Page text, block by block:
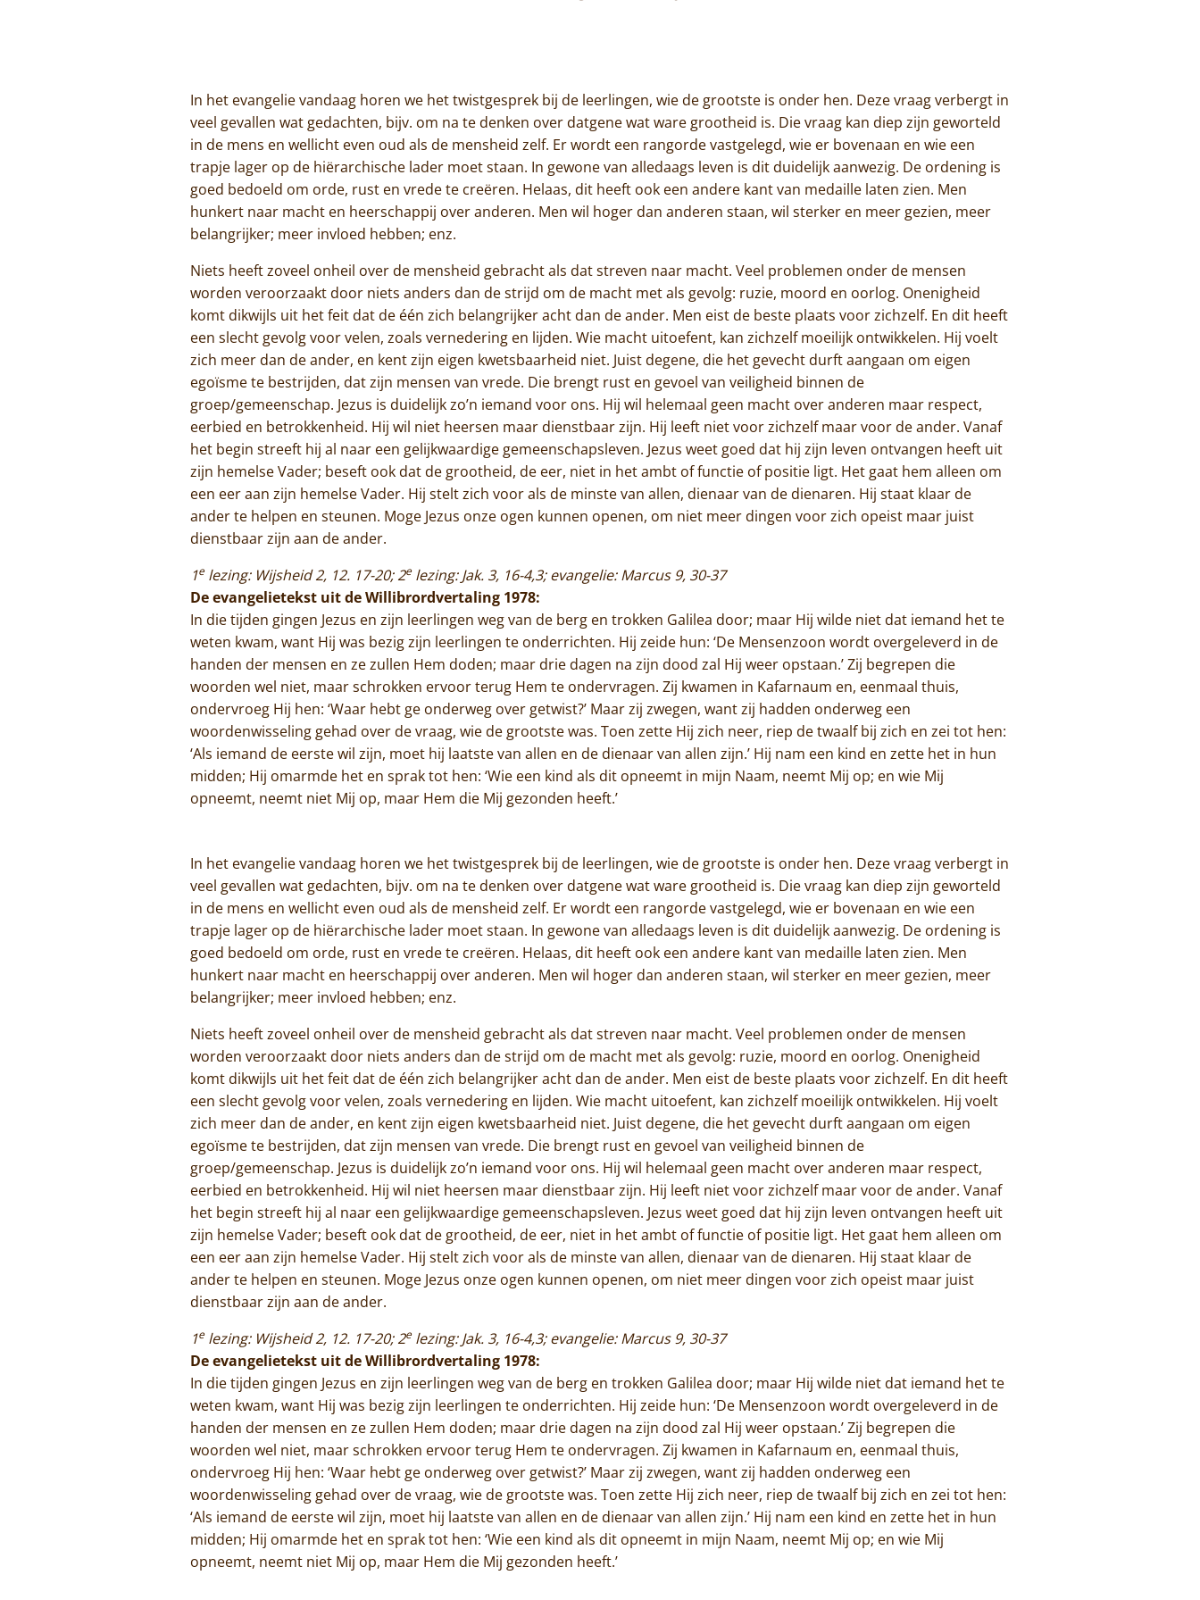
Trappisten
De abdij
Actueel
Monnik worden
In het evangelie vandaag horen we het twistgesprek bij de leerlingen, wie de grootste is onder hen. Deze vraag verbergt in
veel gevallen wat gedachten, bijv. om na te denken over datgene wat ware grootheid is. Die vraag kan diep zijn geworteld
in de mens en wellicht even oud als de mensheid zelf. Er wordt een rangorde vastgelegd, wie er bovenaan en wie een
trapje lager op de hiërarchische lader moet staan. In gewone van alledaags leven is dit duidelijk aanwezig. De ordening is
goed bedoeld om orde, rust en vrede te creëren. Helaas, dit heeft ook een andere kant van medaille laten zien. Men
hunkert naar macht en heerschappij over anderen. Men wil hoger dan anderen staan, wil sterker en meer gezien, meer
belangrijker; meer invloed hebben; enz.
Niets heeft zoveel onheil over de mensheid gebracht als dat streven naar macht. Veel problemen onder de mensen
worden veroorzaakt door niets anders dan de strijd om de macht met als gevolg: ruzie, moord en oorlog. Onenigheid
komt dikwijls uit het feit dat de één zich belangrijker acht dan de ander. Men eist de beste plaats voor zichzelf. En dit heeft
een slecht gevolg voor velen, zoals vernedering en lijden. Wie macht uitoefent, kan zichzelf moeilijk ontwikkelen. Hij voelt
zich meer dan de ander, en kent zijn eigen kwetsbaarheid niet. Juist degene, die het gevecht durft aangaan om eigen
egoïsme te bestrijden, dat zijn mensen van vrede. Die brengt rust en gevoel van veiligheid binnen de
groep/gemeenschap. Jezus is duidelijk zo’n iemand voor ons. Hij wil helemaal geen macht over anderen maar respect,
eerbied en betrokkenheid. Hij wil niet heersen maar dienstbaar zijn. Hij leeft niet voor zichzelf maar voor de ander. Vanaf
het begin streeft hij al naar een gelijkwaardige gemeenschapsleven. Jezus weet goed dat hij zijn leven ontvangen heeft uit
zijn hemelse Vader; beseft ook dat de grootheid, de eer, niet in het ambt of functie of positie ligt. Het gaat hem alleen om
een eer aan zijn hemelse Vader. Hij stelt zich voor als de minste van allen, dienaar van de dienaren. Hij staat klaar de
ander te helpen en steunen. Moge Jezus onze ogen kunnen openen, om niet meer dingen voor zich opeist maar juist
dienstbaar zijn aan de ander.
1elezing: Wijsheid 2, 12. 17-20; 2elezing: Jak. 3, 16-4,3; evangelie: Marcus 9, 30-37
De evangelietekst uit de Willibrordvertaling 1978:
In die tijden gingen Jezus en zijn leerlingen weg van de berg en trokken Galilea door; maar Hij wilde niet dat iemand het te
weten kwam, want Hij was bezig zijn leerlingen te onderrichten. Hij zeide hun: ‘De Mensenzoon wordt overgeleverd in de
handen der mensen en ze zullen Hem doden; maar drie dagen na zijn dood zal Hij weer opstaan.’ Zij begrepen die
woorden wel niet, maar schrokken ervoor terug Hem te ondervragen. Zij kwamen in Kafarnaum en, eenmaal thuis,
ondervroeg Hij hen: ‘Waar hebt ge onderweg over getwist?’ Maar zij zwegen, want zij hadden onderweg een
woordenwisseling gehad over de vraag, wie de grootste was. Toen zette Hij zich neer, riep de twaalf bij zich en zei tot hen:
‘Als iemand de eerste wil zijn, moet hij laatste van allen en de dienaar van allen zijn.’ Hij nam een kind en zette het in hun
midden; Hij omarmde het en sprak tot hen: ‘Wie een kind als dit opneemt in mijn Naam, neemt Mij op; en wie Mij
opneemt, neemt niet Mij op, maar Hem die Mij gezonden heeft.’
In het evangelie vandaag horen we het twistgesprek bij de leerlingen, wie de grootste is onder hen. Deze vraag verbergt in
veel gevallen wat gedachten, bijv. om na te denken over datgene wat ware grootheid is. Die vraag kan diep zijn geworteld
in de mens en wellicht even oud als de mensheid zelf. Er wordt een rangorde vastgelegd, wie er bovenaan en wie een
trapje lager op de hiërarchische lader moet staan. In gewone van alledaags leven is dit duidelijk aanwezig. De ordening is
goed bedoeld om orde, rust en vrede te creëren. Helaas, dit heeft ook een andere kant van medaille laten zien. Men
hunkert naar macht en heerschappij over anderen. Men wil hoger dan anderen staan, wil sterker en meer gezien, meer
belangrijker; meer invloed hebben; enz.
Niets heeft zoveel onheil over de mensheid gebracht als dat streven naar macht. Veel problemen onder de mensen
worden veroorzaakt door niets anders dan de strijd om de macht met als gevolg: ruzie, moord en oorlog. Onenigheid
komt dikwijls uit het feit dat de één zich belangrijker acht dan de ander. Men eist de beste plaats voor zichzelf. En dit heeft
een slecht gevolg voor velen, zoals vernedering en lijden. Wie macht uitoefent, kan zichzelf moeilijk ontwikkelen. Hij voelt
zich meer dan de ander, en kent zijn eigen kwetsbaarheid niet. Juist degene, die het gevecht durft aangaan om eigen
egoïsme te bestrijden, dat zijn mensen van vrede. Die brengt rust en gevoel van veiligheid binnen de
groep/gemeenschap. Jezus is duidelijk zo’n iemand voor ons. Hij wil helemaal geen macht over anderen maar respect,
eerbied en betrokkenheid. Hij wil niet heersen maar dienstbaar zijn. Hij leeft niet voor zichzelf maar voor de ander. Vanaf
het begin streeft hij al naar een gelijkwaardige gemeenschapsleven. Jezus weet goed dat hij zijn leven ontvangen heeft uit
zijn hemelse Vader; beseft ook dat de grootheid, de eer, niet in het ambt of functie of positie ligt. Het gaat hem alleen om
een eer aan zijn hemelse Vader. Hij stelt zich voor als de minste van allen, dienaar van de dienaren. Hij staat klaar de
ander te helpen en steunen. Moge Jezus onze ogen kunnen openen, om niet meer dingen voor zich opeist maar juist
dienstbaar zijn aan de ander.
1elezing: Wijsheid 2, 12. 17-20; 2elezing: Jak. 3, 16-4,3; evangelie: Marcus 9, 30-37
De evangelietekst uit de Willibrordvertaling 1978:
In die tijden gingen Jezus en zijn leerlingen weg van de berg en trokken Galilea door; maar Hij wilde niet dat iemand het te
weten kwam, want Hij was bezig zijn leerlingen te onderrichten. Hij zeide hun: ‘De Mensenzoon wordt overgeleverd in de
handen der mensen en ze zullen Hem doden; maar drie dagen na zijn dood zal Hij weer opstaan.’ Zij begrepen die
woorden wel niet, maar schrokken ervoor terug Hem te ondervragen. Zij kwamen in Kafarnaum en, eenmaal thuis,
ondervroeg Hij hen: ‘Waar hebt ge onderweg over getwist?’ Maar zij zwegen, want zij hadden onderweg een
woordenwisseling gehad over de vraag, wie de grootste was. Toen zette Hij zich neer, riep de twaalf bij zich en zei tot hen:
‘Als iemand de eerste wil zijn, moet hij laatste van allen en de dienaar van allen zijn.’ Hij nam een kind en zette het in hun
midden; Hij omarmde het en sprak tot hen: ‘Wie een kind als dit opneemt in mijn Naam, neemt Mij op; en wie Mij
opneemt, neemt niet Mij op, maar Hem die Mij gezonden heeft.’